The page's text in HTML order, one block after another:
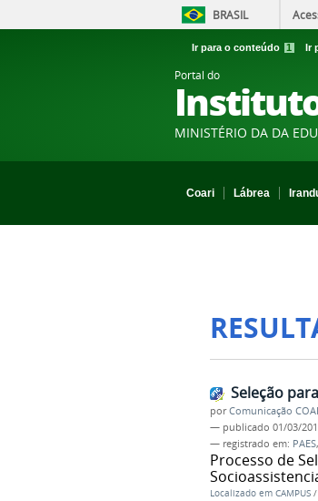
BRASIL
Ir para o conteúdo 1 Ir
Portal do
MINISTÉRIO DA DA
Coari
Lábrea
Seleção
porComunicação
— publicado 01/03/
— registrado em: PAES,
Processo de
Localizado em CAMPUS /